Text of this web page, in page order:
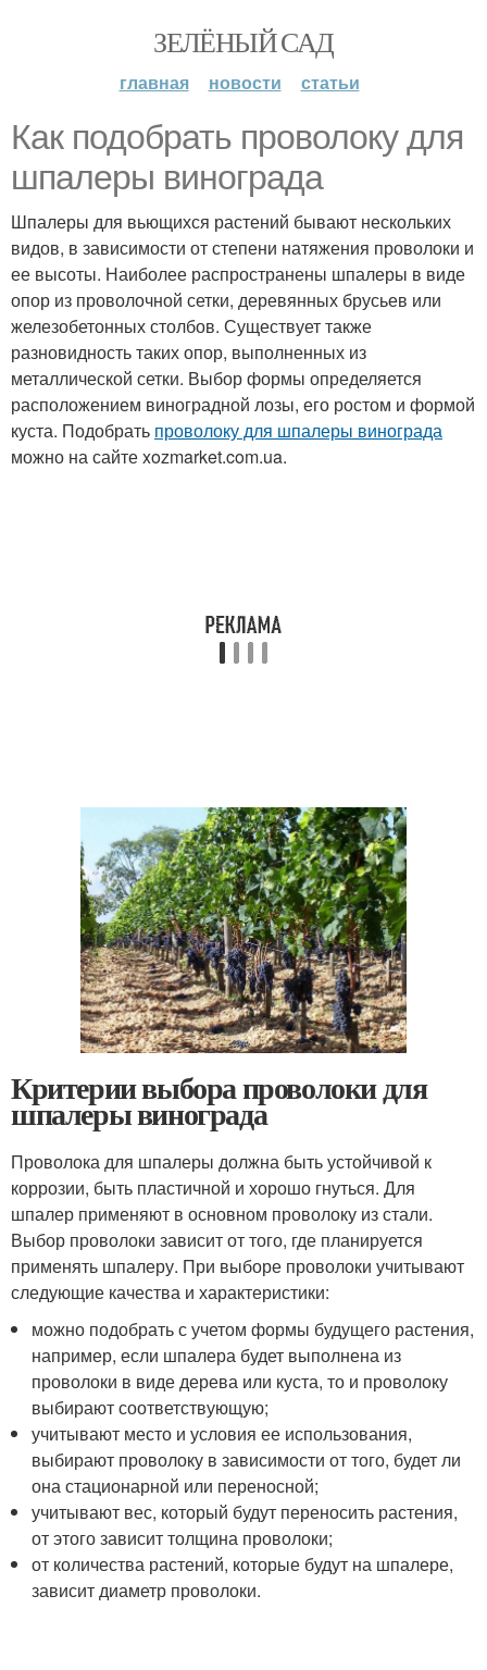
ЗЕЛЁНЫЙ САД
главная новости статьи
Как подобрать проволоку для
шпалеры винограда
Шпалеры для вьющихся растений бывают нескольких
видов, в зависимости от степени натяжения проволоки и
ее высоты. Наиболее распространены шпалеры в виде
опор из проволочной сетки, деревянных брусьев или
железобетонных столбов. Существует также
разновидность таких опор, выполненных из
металлической сетки. Выбор формы определяется
расположением виноградной лозы, его ростом и формой
куста. Подобрать проволоку для шпалеры винограда
можно на сайте xozmarket.com.ua.
Критерии выбора проволоки для
шпалеры винограда
Проволока для шпалеры должна быть устойчивой к
коррозии, быть пластичной и хорошо гнуться. Для
шпалер применяют в основном проволоку из стали.
Выбор проволоки зависит от того, где планируется
применять шпалеру. При выборе проволоки учитывают
следующие качества и характеристики:
можно подобрать с учетом формы будущего растения,
например, если шпалера будет выполнена из
проволоки в виде дерева или куста, то и проволоку
выбирают соответствующую;
учитывают место и условия ее использования,
выбирают проволоку в зависимости от того, будет ли
она стационарной или переносной;
учитывают вес, который будут переносить растения,
от этого зависит толщина проволоки;
от количества растений, которые будут на шпалере,
зависит диаметр проволоки.